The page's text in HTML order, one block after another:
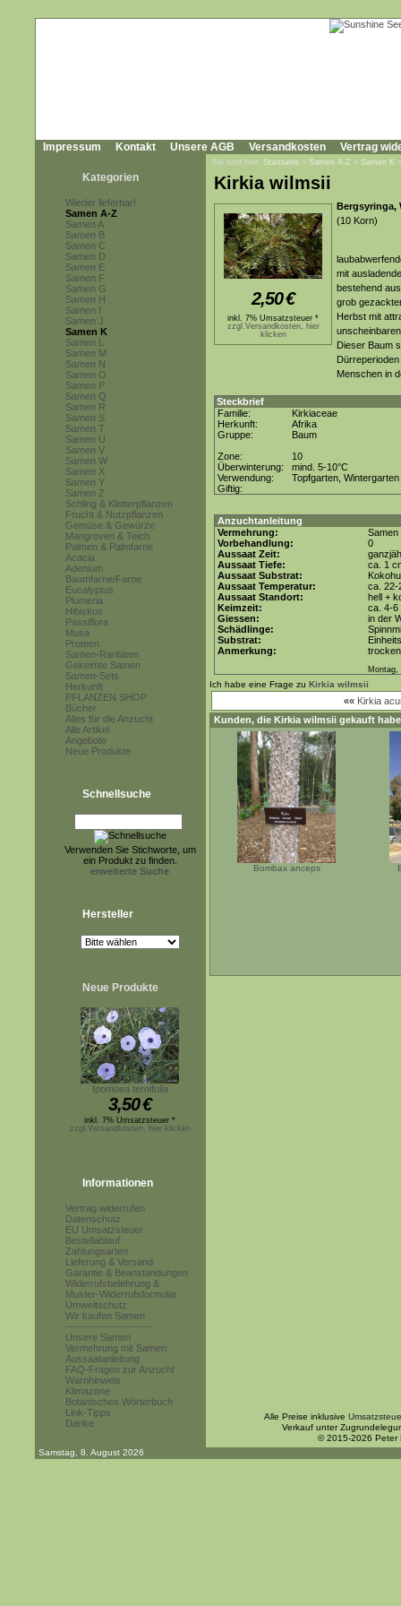
Impressum Kontakt Unsere AGB Versandkosten Vertrag
Kategorien
Wieder lieferbar!
Samen A-Z
Samen A
Samen B
Samen C
Samen D
Samen E
Samen F
Samen G
Samen H
Samen I
Samen J
Samen K
Samen L
Samen M
Samen N
Samen O
Samen P
Samen Q
Samen R
Samen S
Samen T
Samen U
Samen V
Samen W
Samen X
Samen Y
Samen Z
Schling & Kletterpflanzen
Frucht & Nutzpflanzen
Gemüse & Gewürze
Mangroven & Teich
Palmen & Palmfarne
Acacia
Adenium
Baumfarne/Farne
Eucalyptus
Plumeria
Hibiskus
Passiflora
Musa
Proteen
Samen-Raritäten
Gekeimte Samen
Samen-Sets
Herkunft
PFLANZEN SHOP
Bücher
Alles für die Anzucht
Alle Artikel
Angebote
Neue Produkte
Schnellsuche
Verwenden Sie Stichworte, um
ein Produkt zu finden.
erweiterte Suche
Hersteller
Neue Produkte
Ipomoea ternifolia
3,50€
inkl. 7% Umsatzsteuer *
zzgl.Versandkosten, hier klicken
Informationen
Vertrag widerrufen
Datenschutz
EU Umsatzsteuer
Bestellablauf
Zahlungsarten
Lieferung & Versand
Garantie & Beanstandungen
Widerrufsbelehrung &
Muster-Widerrufsformular
Umweltschutz
Wir kaufen Samen
------------------------
Unsere Samen
Vermehrung mit Samen
Aussaatanleitung
FAQ-Fragen zur Anzucht
Warnhinweis
Klimazone
Botanisches Wörterbuch
Link-Tipps
Danke
Sie sind hier: Startseite » Samen A-Z » Samen K
Kirkia wilmsii
2,50€
inkl. 7% Umsatzsteuer *
zzgl.Versandkosten, hier
klicken
Bergsyringa,
(10 Korn)
mit
bestehend
grob
Herbst mit
Dieser Baum
Menschen in
Steckbrief
Familie:
Kirkiaceae
Herkunft:
Afrika
Gruppe:
Baum
Zone:
10
Überwinterung:
mind. 5-10°C
Verwendung:
Topfgarten, Wintergarten
Giftig:
Anzuchtanleitung
Vermehrung:
Samen
Vorbehandlung:
0
Aussaat Zeit:
Aussaat Tiefe:
ca. 1
Aussaat Substrat:
Aussaat Temperatur:
ca. 22-
Aussaat Standort:
hell +
Keimzeit:
ca. 4-6
Giessen:
in der
Schädlinge:
Substrat:
Anmerkung:
Montag,
Ich habe eine Frage zu Kirkia wilmsii
«« Kirkia
Kunden, die Kirkia wilmsii gekauft
Bombax anceps
Alle Preise inklusive
Verkauf unter
© 2015-2026 Peter
Samstag, 8. August 2026